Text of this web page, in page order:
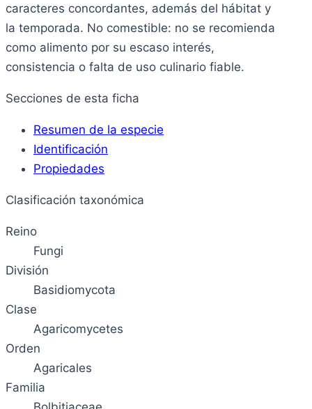
caracteres concordantes, además del hábitat y
la temporada. No comestible: no se recomienda
como alimento por su escaso interés,
consistencia o falta de uso culinario fiable.
Secciones de esta ficha
Resumen de la especie
Identificación
Propiedades
Clasificación taxonómica
Reino
Fungi
División
Basidiomycota
Clase
Agaricomycetes
Orden
Agaricales
Familia